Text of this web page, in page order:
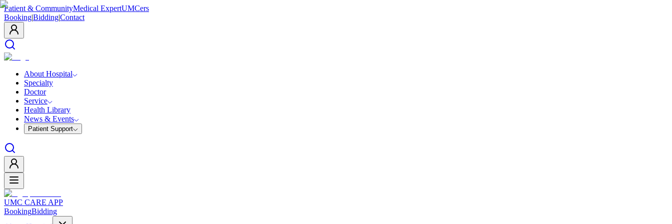
Patient & CommunityMedical ExpertUMCers
Booking|Bidding|Contact
About Hospital
Specialty
Doctor
Service
Health Library
News & Events
Patient Support
UMC CARE APP
BookingBidding